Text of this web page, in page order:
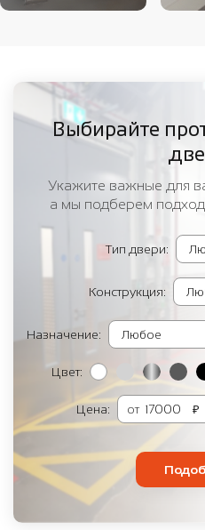
Выбирайте
Укажите важные для
а мы подберем
Тип двери:
Конструкция:
Назначение:
Цвет:
Цена: от ₽